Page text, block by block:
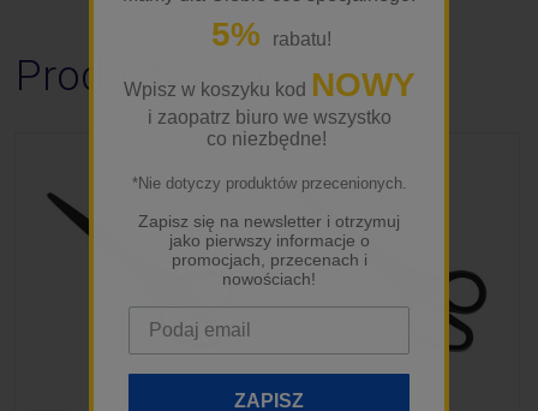
Produkty powiązane
5% rabatu!
Wpisz w koszyku kod NOWY
i zaopatrz biuro we wszystko
co niezbędne!
*Nie dotyczy produktów przecenionych.
Zapisz się na newsletter i otrzymuj
jako pierwszy informacje o
promocjach, przecenach i
nowościach!
ZAPISZ